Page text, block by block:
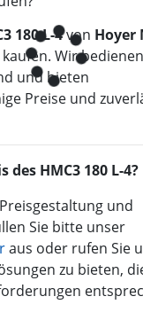
180 L-4von Hoyer
kaufen. Wir
und bieten
Preise und
des HMC3 180 L-4?
und
Sie bitte unser
aus oder rufen Sie
zu bieten,